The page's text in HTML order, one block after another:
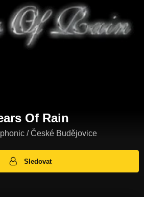
Of Rain
/ České Budějovice
Sledovat